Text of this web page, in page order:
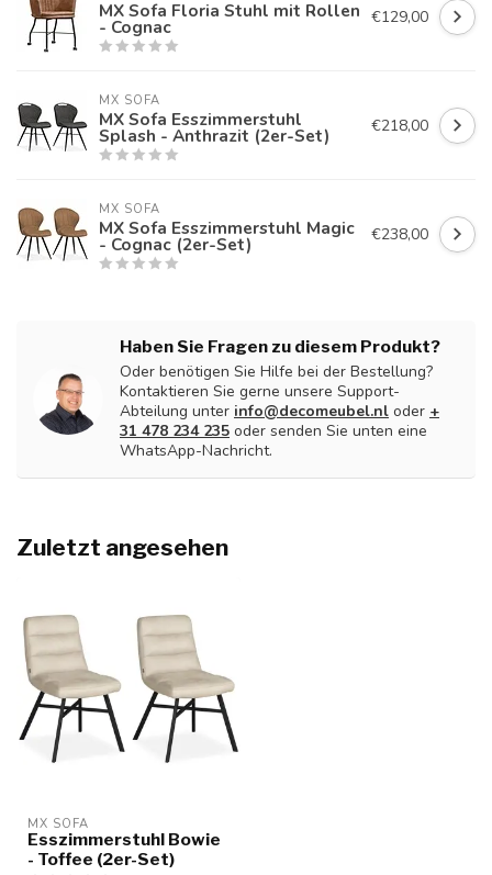
MX Sofa Floria Stuhl mit Rollen
- Cognac €129,00
MX SOFA
MX Sofa Esszimmerstuhl
Splash - Anthrazit (2er-Set) €218,00
MX SOFA
MX Sofa Esszimmerstuhl Magic
- Cognac (2er-Set) €238,00
Haben Sie Fragen zu diesem Produkt?
Oder benötigen Sie Hilfe bei der Bestellung?
Kontaktieren Sie gerne unsere Support-
Abteilung unter info@decomeubel.nl oder +
31 478 234 235 oder senden Sie unten eine
WhatsApp-Nachricht.
Zuletzt angesehen
MX SOFA
Esszimmerstuhl Bowie
- Toffee (2er-Set)